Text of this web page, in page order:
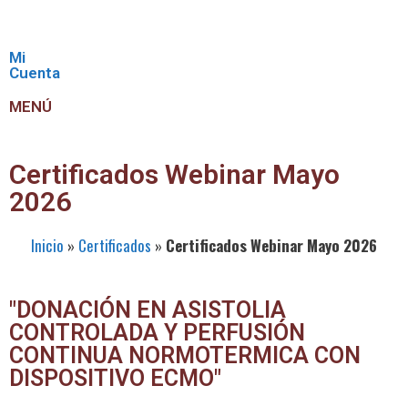
Mi
Cuenta
MENÚ
Certificados Webinar Mayo
2026
Inicio » Certificados » Certificados Webinar Mayo 2026
"DONACIÓN EN ASISTOLIA
CONTROLADA Y PERFUSIÓN
CONTINUA NORMOTERMICA CON
DISPOSITIVO ECMO"